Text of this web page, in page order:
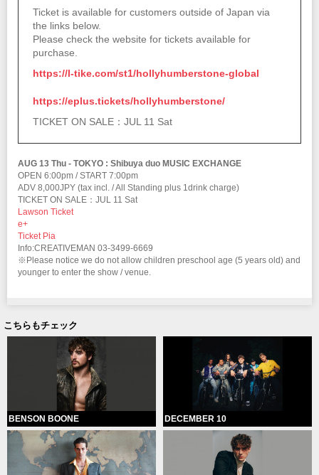
Ticket is available for customers outside of Japan via
the links below.
Please check the website for tickets available for
purchase.
https://l-tike.com/st1/hollyhumberstone-global
https://eplus.tickets/hollyhumberstone/
TICKET ON SALE：JUL 11 Sat
AUG 13 Thu - TOKYO : Shibuya duo MUSIC EXCHANGE
OPEN 6:00pm / START 7:00pm
ADV 8,000JPY (tax incl. / All Standing plus 1drink charge)
TICKET ON SALE：JUL 11 Sat
Lawson Ticket
e+
Ticket Pia
Info:CREATIVEMAN 03-3499-6669
※Please notice we do not allow children preschool age (5 years old) and
younger to enter the show / venue.
こちらもチェック
BENSON BOONE DECEMBER 10